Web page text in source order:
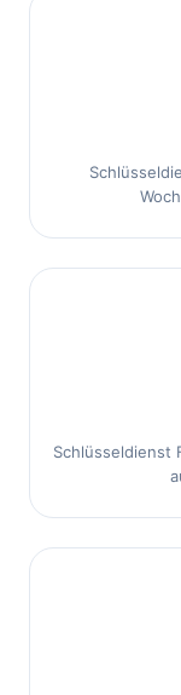
Schlüsseldienst